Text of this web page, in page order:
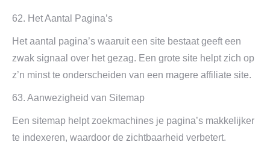
62. Het Aantal Pagina’s
Het aantal pagina’s waaruit een site bestaat geeft een
zwak signaal over het gezag. Een grote site helpt zich op
z’n minst te onderscheiden van een magere affiliate site.
63. Aanwezigheid van Sitemap
Een sitemap helpt zoekmachines je pagina’s makkelijker
te indexeren, waardoor de zichtbaarheid verbetert.